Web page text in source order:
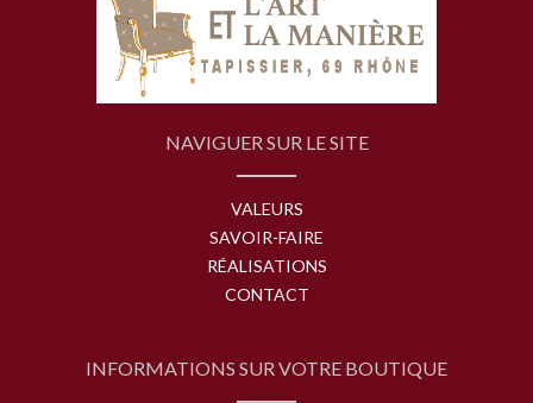
NAVIGUER SUR LE SITE
VALEURS
SAVOIR-FAIRE
RÉALISATIONS
CONTACT
INFORMATIONS SUR VOTRE BOUTIQUE